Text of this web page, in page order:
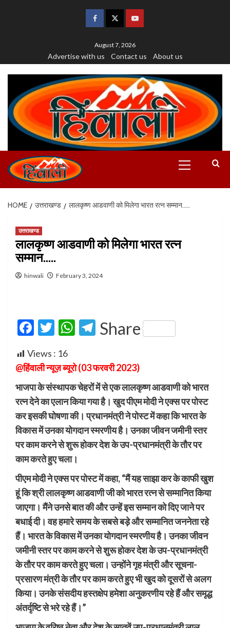
August 7, 2026
Advertise with us Contact us About us
HOME उत्तराखण्ड लालकृष्ण आडवाणी को मिलेगा भारत रत्न सम्मान…..
उत्तराखण्ड
लालकृष्ण आडवाणी को मिलेगा भारत रत्न
सम्मान…..
hinwali February 3, 2024
Facebook
Twitter
WhatsApp
Telegram
Share
Views : 16
@हिंवाली न्यूज़ ब्यूरो (03 फरवरी 2023)
भाजपा के संस्थापक चेहरों में से एक लालकृष्ण आडवाणी को भारत
रत्न देने का एलान किया गया है। खुद पीएम मोदी ने एक्स पर पोस्ट
कर इसकी घोषणा की। प्रधानमंत्री ने पोस्ट में कहा कि भारत के
विकास में उनका योगदान स्मरणीय है। उनका जीवन जमीनी स्तर
पर काम करने से शुरू होकर देश के उप-प्रधानमंत्री के तौर पर
काम करते हुए चला।
पीएम मोदी ने एक्स पर पोस्ट में कहा, “मैं यह साझा कर के काफी खुश
हूं कि श्री लालकृष्ण आडवाणी जी को भारत रत्न से सम्मानित किया
जाएगा। मैंने उनसे बात की और उन्हें इस सम्मान को दिए जाने पर
बधाई दी। वह हमारे समय के सबसे बड़े और सम्मानित जननेता रहे
हैं। भारत के विकास में उनका योगदान स्मरणीय है। उनका जीवन
जमीनी स्तर पर काम करने से शुरू होकर देश के उप-प्रधानमंत्री
के तौर पर काम करते हुए चला। उन्होंने गृह मंत्री और सूचना-
प्रसारण मंत्री के तौर पर काम करते हुए भी खुद को दूसरों से अलग
किया। उनके संसदीय हस्तक्षेप हमेशा अनुकरणीय रहे हैं और समृद्ध
अंतर्दृष्टि से भरे रहे हैं।”